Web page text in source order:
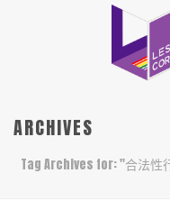
ARCHIVES
Tag Archives for: "合法性